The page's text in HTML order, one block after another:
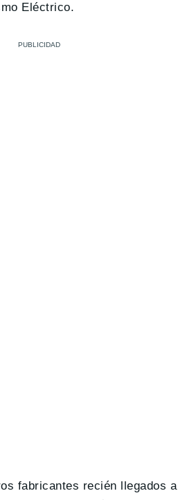
Eléctrico.
fabricantes recién llegados a